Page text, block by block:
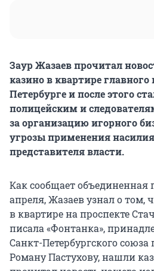
Заур Жазаев прочитал
казино в квартире
Петербурге и после этого
полицейским и
за организацию игорного
угрозы применения
представителя власти.
Как сообщает объединенная
апреля, Жазаев узнал о том,
в квартире на проспекте
писала «Фонтанка»,
Санкт-Петербургского
Роману Пастухову, нашли